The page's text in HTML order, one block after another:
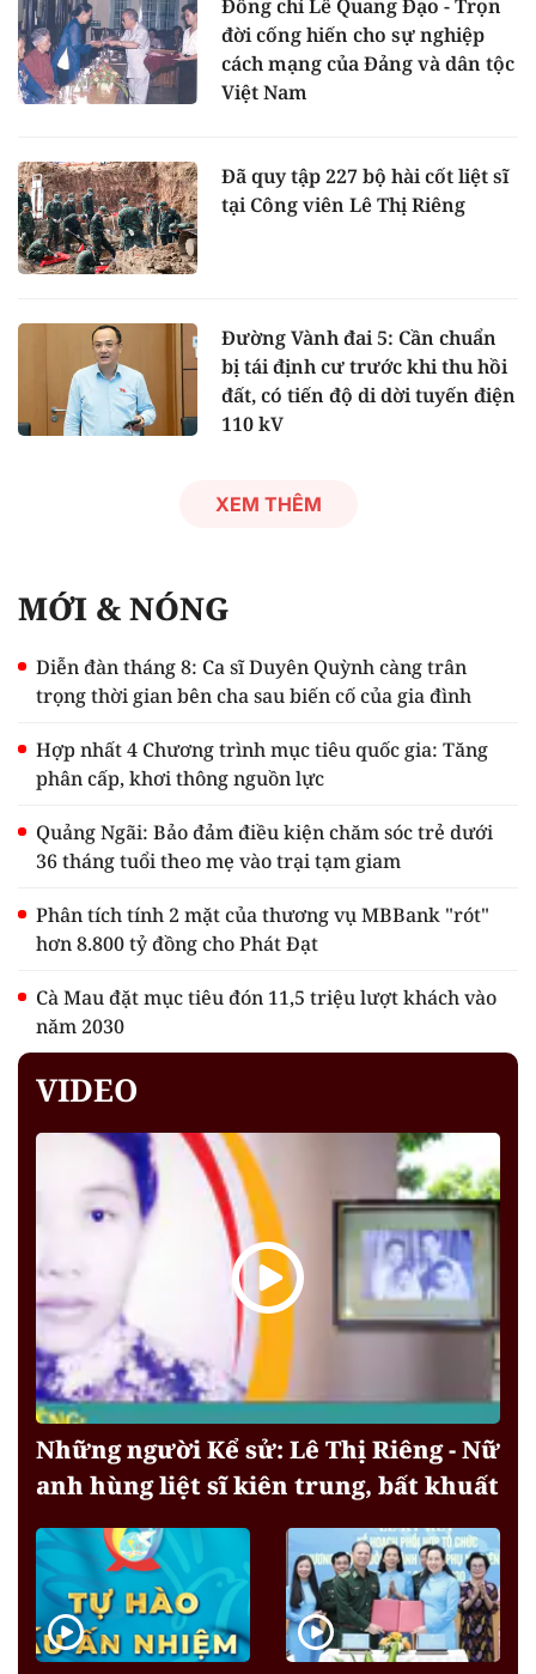
Đồng chí Lê Quang Đạo - Trọn
đời cống hiến cho sự nghiệp
cách mạng của Đảng và dân tộc
Việt Nam
Đã quy tập 227 bộ hài cốt liệt sĩ
tại Công viên Lê Thị Riêng
Đường Vành đai 5: Cần chuẩn
bị tái định cư trước khi thu hồi
đất, có tiến độ di dời tuyến điện
110 kV
XEM THÊM
MỚI & NÓNG
Diễn đàn tháng 8: Ca sĩ Duyên Quỳnh càng trân
trọng thời gian bên cha sau biến cố của gia đình
Hợp nhất 4 Chương trình mục tiêu quốc gia: Tăng
phân cấp, khơi thông nguồn lực
Quảng Ngãi: Bảo đảm điều kiện chăm sóc trẻ dưới
36 tháng tuổi theo mẹ vào trại tạm giam
Phân tích tính 2 mặt của thương vụ MBBank "rót"
hơn 8.800 tỷ đồng cho Phát Đạt
Cà Mau đặt mục tiêu đón 11,5 triệu lượt khách vào
năm 2030
VIDEO
Những người Kể sử: Lê Thị Riêng - Nữ
anh hùng liệt sĩ kiên trung, bất khuất